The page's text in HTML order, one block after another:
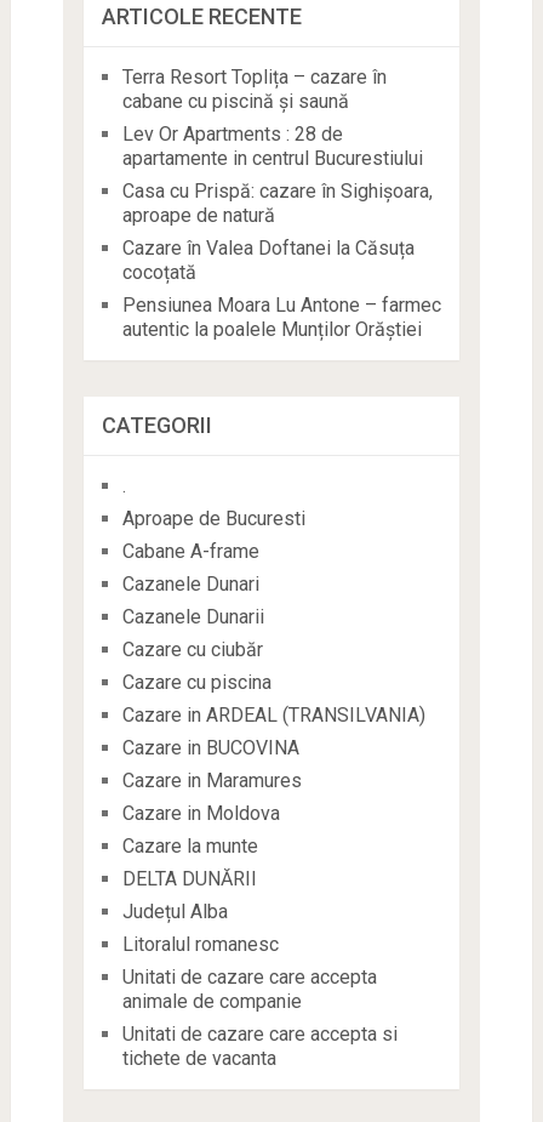
ARTICOLE RECENTE
Terra Resort Toplița – cazare în
cabane cu piscină și saună
Lev Or Apartments : 28 de
apartamente in centrul Bucurestiului
Casa cu Prispă: cazare în Sighișoara,
aproape de natură
Cazare în Valea Doftanei la Căsuța
cocoțată
Pensiunea Moara Lu Antone – farmec
autentic la poalele Munților Orăștiei
CATEGORII
.
Aproape de Bucuresti
Cabane A-frame
Cazanele Dunari
Cazanele Dunarii
Cazare cu ciubăr
Cazare cu piscina
Cazare in ARDEAL (TRANSILVANIA)
Cazare in BUCOVINA
Cazare in Maramures
Cazare in Moldova
Cazare la munte
DELTA DUNĂRII
Județul Alba
Litoralul romanesc
Unitati de cazare care accepta
animale de companie
Unitati de cazare care accepta si
tichete de vacanta